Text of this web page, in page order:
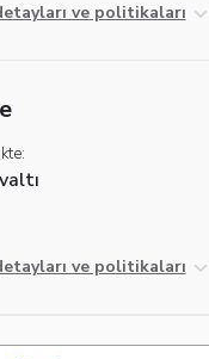
ve politikaları
ve politikaları